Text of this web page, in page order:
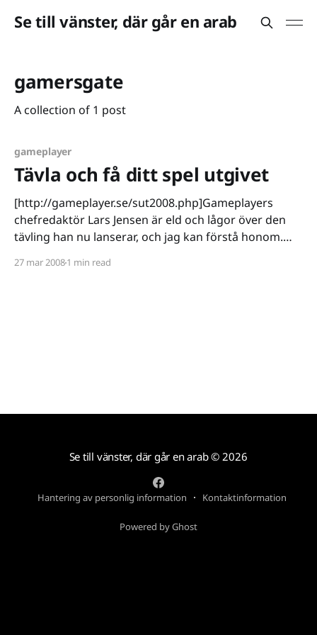
Se till vänster, där går en arab
gamersgate
A collection of 1 post
gameplayer
Tävla och få ditt spel utgivet
[http://gameplayer.se/sut2008.php]Gameplayers
chefredaktör Lars Jensen är eld och lågor över den
tävling han nu lanserar, och jag kan förstå honom.
väldigt få som faktiskt leder någonstans. Med
27 mar 20081 min read
Se till vänster, där går en arab© 2026
Hantering av personlig information Kontaktinformation
Powered by Ghost